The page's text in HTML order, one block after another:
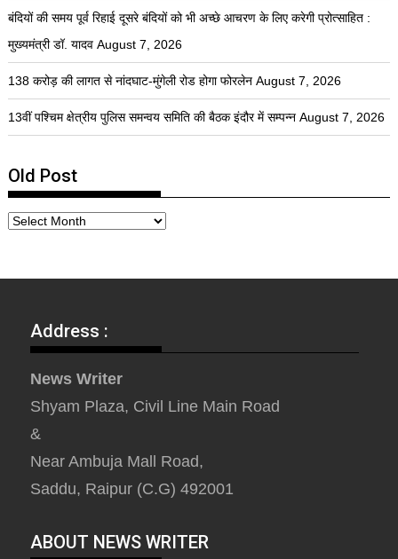
बंदियों की समय पूर्व रिहाई दूसरे बंदियों को भी अच्छे आचरण के लिए करेगी प्रोत्साहित :
मुख्यमंत्री डॉ. यादव August 7, 2026
138 करोड़ की लागत से नांदघाट-मुंगेली रोड होगा फोरलेन August 7, 2026
13वीं पश्चिम क्षेत्रीय पुलिस समन्वय समिति की बैठक इंदौर में सम्पन्न August 7, 2026
Old Post
Address :
News Writer
Shyam Plaza, Civil Line Main Road
&
Near Ambuja Mall Road,
Saddu, Raipur (C.G) 492001
ABOUT NEWS WRITER